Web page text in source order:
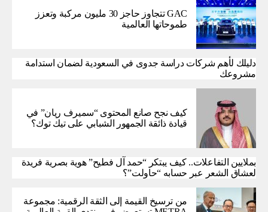
GAC تتجاوز حاجز 30 مليون مركبة وتعزز
طموحاتها العالمية
دليلك لأهم شركات دراسة جدوى في السعودية لضمان استدامة
مشروعك
كيف نجح صانع المحتوى “سميرف ريان” في
قيادة ذائقة الجمهور الشبابي على تيك توك؟
بملايين التفاعلات.. كيف يبتكر “حمد آل فطيح” هوية بصرية فريدة
لعشاق الشعر عبر حسابه “حاولت”؟
من ترسيخ القيمة إلى الثقة الرقمية: مجموعة